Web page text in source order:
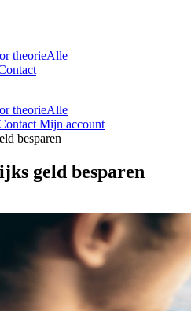
theorieAlle
theorieAlle
Mijn account
besparen
geld besparen